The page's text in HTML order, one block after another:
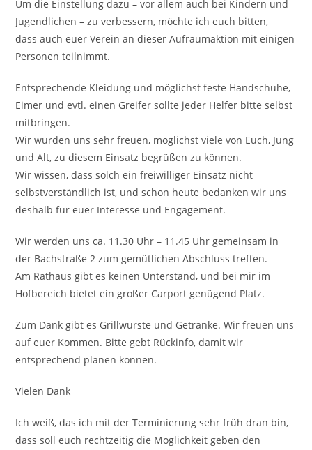
Um die Einstellung dazu – vor allem auch bei Kindern und
Jugendlichen – zu verbessern, möchte ich euch bitten,
dass auch euer Verein an dieser Aufräumaktion mit einigen
Personen teilnimmt.
Entsprechende Kleidung und möglichst feste Handschuhe,
Eimer und evtl. einen Greifer sollte jeder Helfer bitte selbst
mitbringen.
Wir würden uns sehr freuen, möglichst viele von Euch, Jung
und Alt, zu diesem Einsatz begrüßen zu können.
Wir wissen, dass solch ein freiwilliger Einsatz nicht
selbstverständlich ist, und schon heute bedanken wir uns
deshalb für euer Interesse und Engagement.
Wir werden uns ca. 11.30 Uhr – 11.45 Uhr gemeinsam in
der Bachstraße 2 zum gemütlichen Abschluss treffen.
Am Rathaus gibt es keinen Unterstand, und bei mir im
Hofbereich bietet ein großer Carport genügend Platz.
Zum Dank gibt es Grillwürste und Getränke. Wir freuen uns
auf euer Kommen. Bitte gebt Rückinfo, damit wir
entsprechend planen können.
Vielen Dank
Ich weiß, das ich mit der Terminierung sehr früh dran bin,
dass soll euch rechtzeitig die Möglichkeit geben den